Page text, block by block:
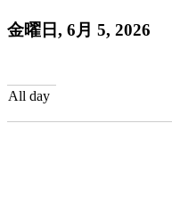
金曜日, 6月 5, 2026
All day